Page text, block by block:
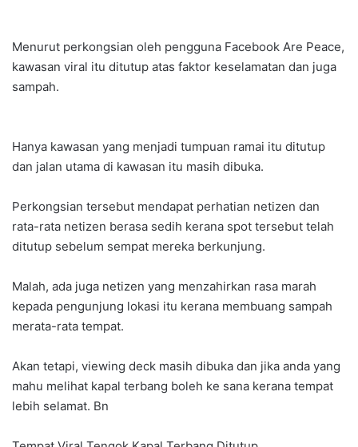
Menurut perkongsian oleh pengguna Facebook Are Peace,
kawasan viral itu ditutup atas faktor keselamatan dan juga
sampah.
Hanya kawasan yang menjadi tumpuan ramai itu ditutup
dan jalan utama di kawasan itu masih dibuka.
Perkongsian tersebut mendapat perhatian netizen dan
rata-rata netizen berasa sedih kerana spot tersebut telah
ditutup sebelum sempat mereka berkunjung.
Malah, ada juga netizen yang menzahirkan rasa marah
kepada pengunjung lokasi itu kerana membuang sampah
merata-rata tempat.
Akan tetapi, viewing deck masih dibuka dan jika anda yang
mahu melihat kapal terbang boleh ke sana kerana tempat
lebih selamat. Bn